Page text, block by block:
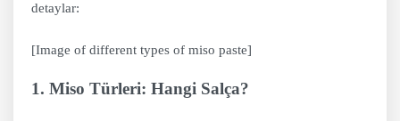
detaylar:
[Image of different types of miso paste]
1. Miso Türleri: Hangi Salça?